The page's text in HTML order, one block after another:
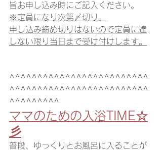
旨お申し込み時にご記入ください。
※定員になり次第〆切り。
申し込み締め切りはないので定員に達
しない限り当日まで受け付けします。
^^^^^^^^^^^^^^^^^^^^^^^^^
^^^^^^^^^^^^^^^^^^^^^^^^^
^^^^^^^^^
ママのための入浴TIME☆
彡
普段、ゆっくりとお風呂に入ることが